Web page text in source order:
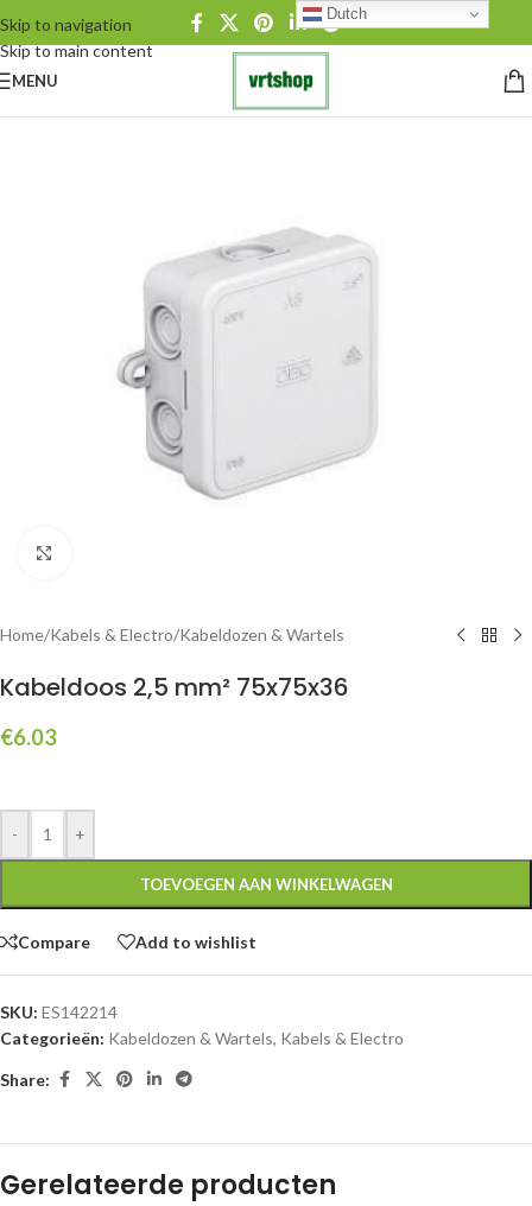
Skip to navigation
Skip to main content
MENU
Home/Kabels & Electro/Kabeldozen & Wartels
Kabeldoos 2,5 mm² 75x75x36
€6.03
- +
TOEVOEGEN AAN WINKELWAGEN
Compare Add to wishlist
SKU: ES142214
Categorieën: Kabeldozen & Wartels, Kabels & Electro
Share:
Gerelateerde producten
Dutch